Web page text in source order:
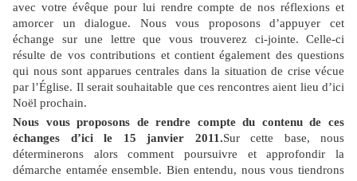
avec votre évêque pour lui rendre compte de nos réflexions et
amorcer un dialogue. Nous vous proposons d’appuyer cet
échange sur une lettre que vous trouverez ci-jointe. Celle-ci
résulte de vos contributions et contient également des questions
qui nous sont apparues centrales dans la situation de crise vécue
par l’Église. Il serait souhaitable que ces rencontres aient lieu d’ici
Noël prochain.
Nous vous proposons de rendre compte du contenu de ces
échanges d’ici le 15 janvier 2011.Sur cette base, nous
déterminerons alors comment poursuivre et approfondir la
démarche entamée ensemble. Bien entendu, nous vous tiendrons